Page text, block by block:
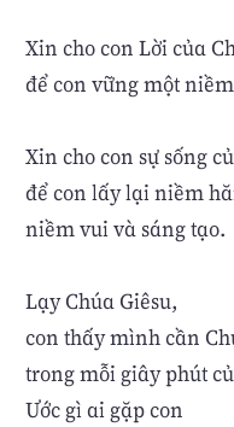
Xin cho con Lời của
để con vững một
Xin cho con sự sống
để con lấy lại niềm
niềm vui và sáng tạo.
Lạy Chúa Giêsu,
con thấy mình cần
trong mỗi giây phút
Ước gì ai gặp con